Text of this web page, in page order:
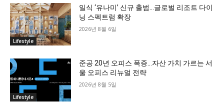
Lifestyle
일식 ‘유나미’ 신규 출범…글로벌 리조트 다이
닝 스펙트럼 확장
2026년 8월 6일
Lifestyle
준공 20년 오피스 폭증…자산 가치 가르는 서
울 오피스 리뉴얼 전략
2026년 8월 5일